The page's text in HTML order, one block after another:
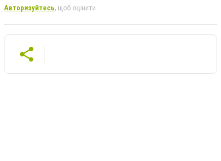
Авторизуйтесь, щоб оцінити